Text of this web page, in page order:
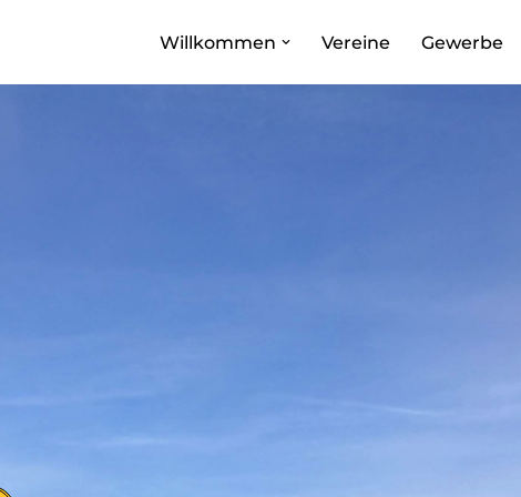
Willkommen Vereine Gewerbe